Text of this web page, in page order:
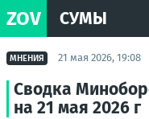
ZOV СУМЫ
МНЕНИЯ 21 мая 2026, 19:08
Сводка
на 21 мая 2026 г